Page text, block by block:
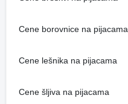
Cene borovnice na pijacama
Cene lešnika na pijacama
Cene šljiva na pijacama